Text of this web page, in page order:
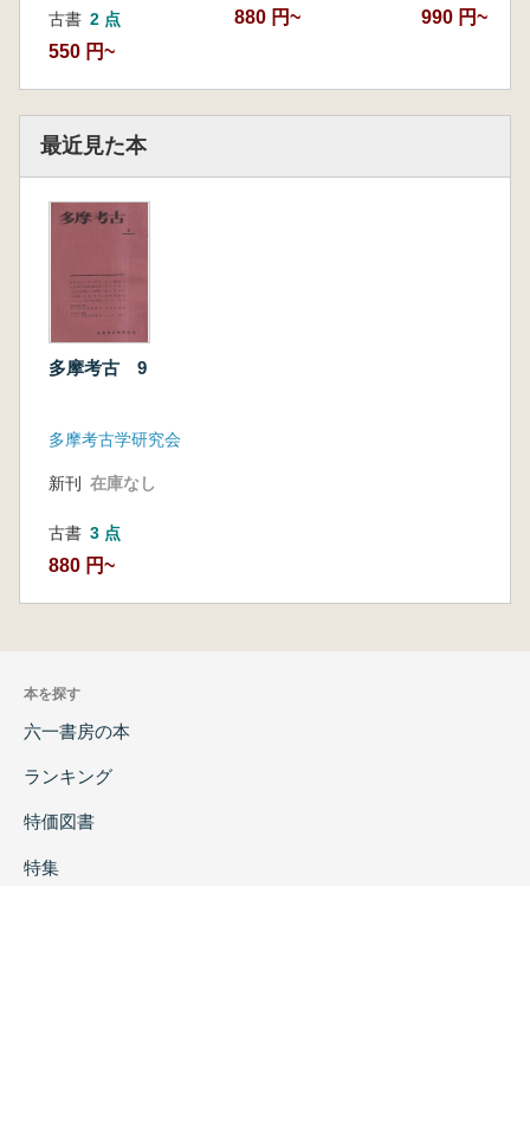
古書 2 点
550 円~
880 円~ 990 円~
最近見た本
多摩考古 9
多摩考古学研究会
新刊 在庫なし
古書 3 点
880 円~
本を探す
六一書房の本
ランキング
特価図書
特集